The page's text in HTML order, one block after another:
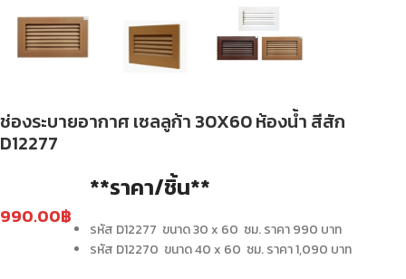
ช่องระบายอากาศ เซลลูก้า 30X60 ห้องน้ำ สีสัก
D12277
990.00฿
**ราคา/ชิ้น**
รหัส D12277 ขนาด 30 x 60 ซม. ราคา 990 บาท
รหัส D12270 ขนาด 40 x 60 ซม. ราคา 1,090 บาท